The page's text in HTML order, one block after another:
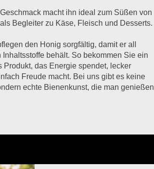
macht ihn ideal zum Süßen von
Begleiter zu Käse, Fleisch und Desserts.
den Honig sorgfältig, damit er all
behält. So bekommen Sie ein
Produkt, das Energie spendet, lecker
Freude macht. Bei uns gibt es keine
echte Bienenkunst, die man genießen